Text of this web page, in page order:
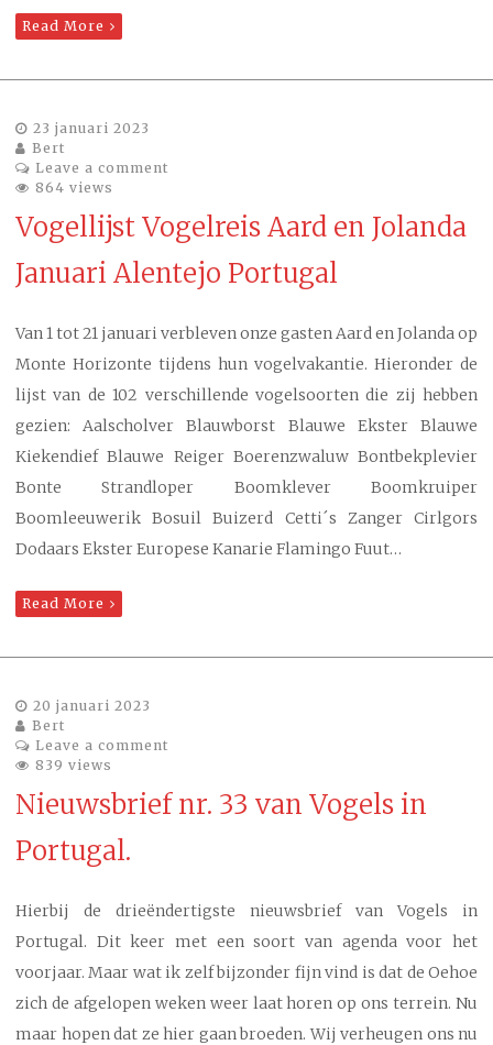
Read More
23 januari 2023
Bert
Leave a comment
864 views
Vogellijst Vogelreis Aard en Jolanda
Januari Alentejo Portugal
Van 1 tot 21 januari verbleven onze gasten Aard en Jolanda op
Monte Horizonte tijdens hun vogelvakantie. Hieronder de
lijst van de 102 verschillende vogelsoorten die zij hebben
gezien: Aalscholver Blauwborst Blauwe Ekster Blauwe
Kiekendief Blauwe Reiger Boerenzwaluw Bontbekplevier
Bonte Strandloper Boomklever Boomkruiper
Boomleeuwerik Bosuil Buizerd Cetti´s Zanger Cirlgors
Dodaars Ekster Europese Kanarie Flamingo Fuut…
Read More
20 januari 2023
Bert
Leave a comment
839 views
Nieuwsbrief nr. 33 van Vogels in
Portugal.
Hierbij de drieëndertigste nieuwsbrief van Vogels in
Portugal. Dit keer met een soort van agenda voor het
voorjaar. Maar wat ik zelf bijzonder fijn vind is dat de Oehoe
zich de afgelopen weken weer laat horen op ons terrein. Nu
maar hopen dat ze hier gaan broeden. Wij verheugen ons nu